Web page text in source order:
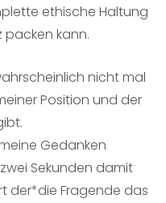
ethische Haltung
packen kann.
nicht mal
Position und der
Gedanken
Sekunden damit
der*die Fragende das